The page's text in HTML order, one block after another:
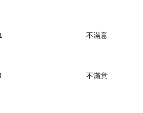
不滿意
不滿意